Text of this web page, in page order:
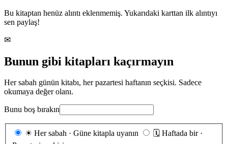
Bu kitaptan henüz alıntı eklenmemiş. Yukarıdaki karttan ilk alıntıyı
sen paylaş!
✉
Bunun gibi kitapları kaçırmayın
Her sabah günün kitabı, her pazartesi haftanın seçkisi. Sadece
okumaya değer olanı.
Bunu boş bırakın
Gönderim
☀ Her sabah · Güne kitapla uyanın 🗓 Haftada bir ·